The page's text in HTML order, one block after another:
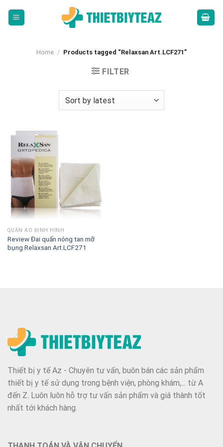
Home / Products tagged “Relaxsan Art.LCF271”
FILTER
QUẦN ÁO ĐỊNH HÌNH
Review Đai quấn nóng tan mỡ
bụng Relaxsan Art.LCF271
Thiết bị y tế Az - Chuyên tư vấn, buôn bán các sản phẩm
thiết bị y tế sử dụng trong bệnh viện, phòng khám,... từ A
đến Z. Luôn luôn hỗ trợ tư vấn sản phẩm và giá thành tốt
nhất tới khách hàng.